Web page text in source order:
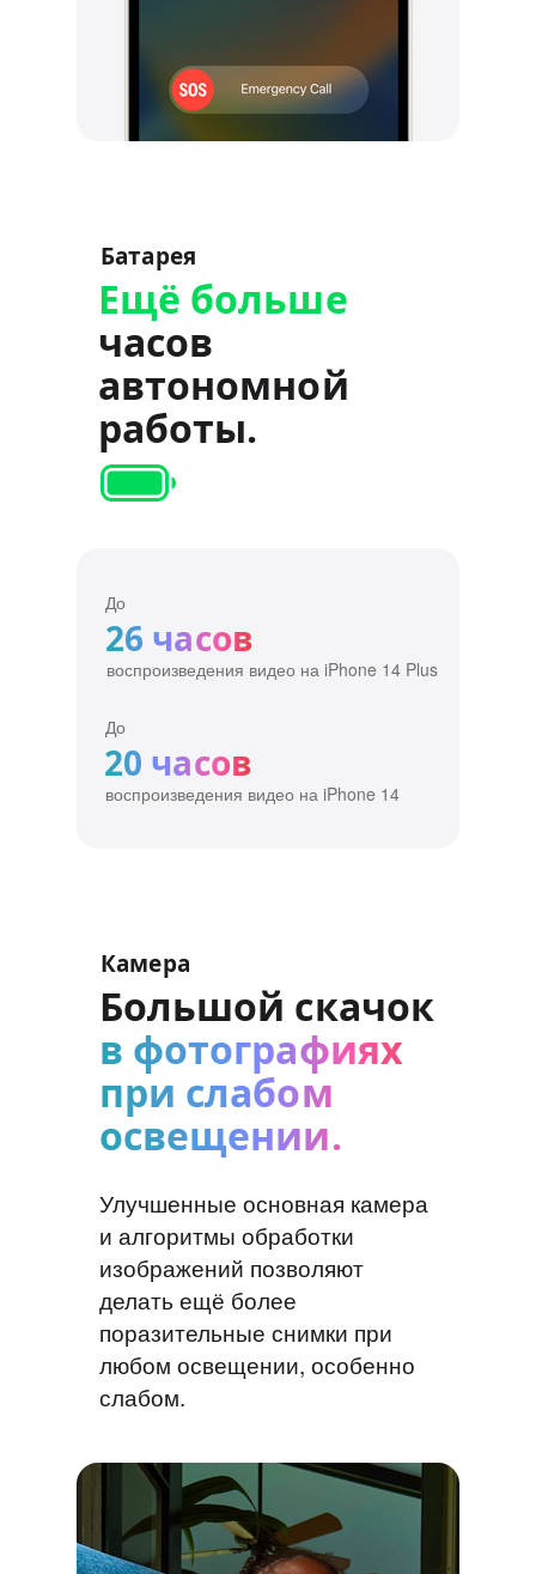
Батарея
Ещё больше
часов
автономной
работы.
До
26 часов
воспроизведения видео на iPhone 14 Plus
До
20 часов
воспроизведения видео на iPhone 14
Камера
Большой скачок
в фотографиях
при слабом
освещении.
Улучшенные основная камера
и алгоритмы обработки
изображений позволяют
делать ещё более
поразительные снимки при
любом освещении, особенно
слабом.